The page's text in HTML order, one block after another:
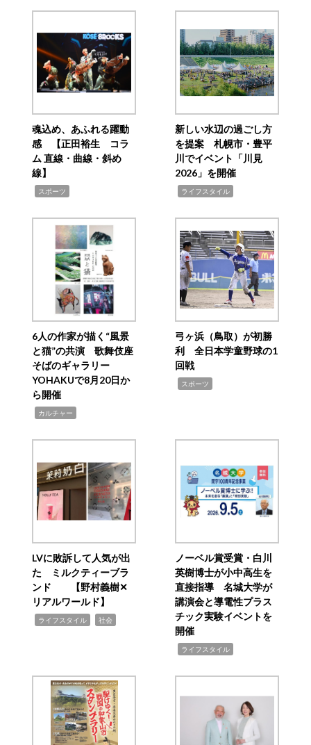
魂込め、あふれる躍動
感 【正田裕生 コラ
ム 直線・曲線・斜め
線】
スポーツ
新しい水辺の過ごし方
を提案 札幌市・豊平
川でイベント「川見
2026」を開催
ライフスタイル
6人の作家が描く“風景
と猫”の共演 歌舞伎座
そばのギャラリー
YOHAKUで8月20日か
ら開催
カルチャー
弓ヶ浜（鳥取）が初勝
利 全日本学童野球の1
回戦
スポーツ
LVに敗訴して人気が出
た ミルクティーブラ
ンド 【野村義樹✕
リアルワールド】
ライフスタイル 社会
ノーベル賞受賞・白川
英樹博士が小中高生を
直接指導 名城大学が
講演会と導電性プラス
チック実験イベントを
開催
ライフスタイル